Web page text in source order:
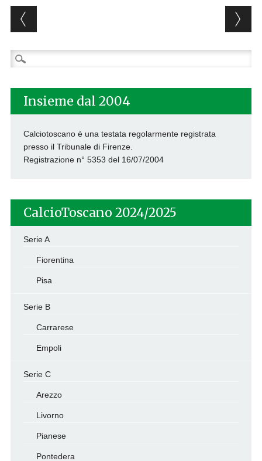
Post navigation
Ricerca
per:
Insieme dal 2004
Calciotoscano è una testata regolarmente registrata
presso il Tribunale di Firenze.
Registrazione n° 5353 del 16/07/2004
CalcioToscano 2024/2025
Serie A
Fiorentina
Pisa
Serie B
Carrarese
Empoli
Serie C
Arezzo
Livorno
Pianese
Pontedera